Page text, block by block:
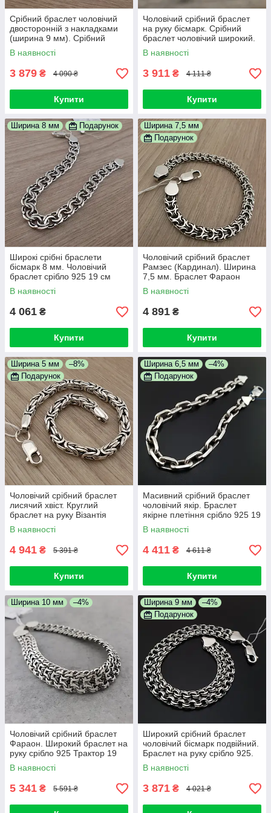
Срібний браслет чоловічий
двосторонній з накладками
(ширина 9 мм). Срібний
браслет широкий на руку. 19
см
В наявності
3 879 ₴ 4 090 ₴
Купити
Чоловічий срібний браслет
на руку бісмарк. Срібний
браслет чоловічий широкий.
8 мм / 19 см
В наявності
3 911 ₴ 4 111 ₴
Купити
Ширина 8 мм Подарунок
Широкі срібні браслети
бісмарк 8 мм. Чоловічий
браслет срібло 925 19 см
В наявності
4 061 ₴
Купити
Ширина 7,5 мм
Подарунок
Чоловічий срібний браслет
Рамзес (Кардинал). Ширина
7,5 мм. Браслет Фараон
срібло 925 19 см
В наявності
4 891 ₴
Купити
Ширина 5 мм
–8%
Подарунок
Чоловічий срібний браслет
лисячий хвіст. Круглий
браслет на руку Візантія
чорнене срібло 925 розмір 19
см
В наявності
4 941 ₴ 5 391 ₴
Купити
Ширина 6,5 мм
–4%
Подарунок
Масивний срібний браслет
чоловічий якір. Браслет
якірне плетіння срібло 925 19
см
В наявності
4 411 ₴ 4 611 ₴
Купити
Ширина 10 мм –4%
Чоловічий срібний браслет
Фараон. Широкий браслет на
руку срібло 925 Трактор 19
розмір см
В наявності
5 341 ₴ 5 591 ₴
Ширина 9 мм
–4%
Подарунок
Широкий срібний браслет
чоловічий бісмарк подвійний.
Браслет на руку срібло 925.
Ширина 9 мм. Довжина 19 см
В наявності
3 871 ₴ 4 021 ₴